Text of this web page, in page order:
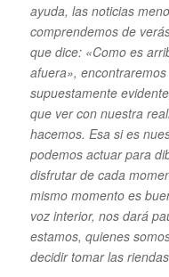
ayuda, las noticias
comprendemos de
que dice: «Como es
afuera»,
supuestamente
que ver con nuestra
hacemos. Esa si es
podemos actuar para
disfrutar de cada
mismo momento es
voz interior, nos dará
estamos, quienes
decidir tomar las